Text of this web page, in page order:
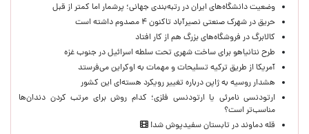
وضعیت دانشگاه‌های ایران در رتبه‌بندی جهانی؛ پرشمار اما کمتر از قبل
حریق در شهرک صنعتی نصیرآباد تاکنون ۴ مصدوم داشته است
کالابرگ در فروشگاه‌های بزرگ هم از کار افتاد
طرح نتانیاهو برای ساخت شهری تحت سلطه اسرائیل در جنوب غزه
آمریکا از طریق ترکیه تسلیحات و مهمات به اوکراین می‌فرستد
هشدار روسیه به ژاپن درباره تغییر رویکرد هسته‌ای این کشور
ارتودنسی نامرئی یا ارتودنسی فلزی؛ کدام روش برای مرتب کردن دندان‌ها
مناسب‌تر است؟
قله دماوند در تابستان سفیدپوش شد!